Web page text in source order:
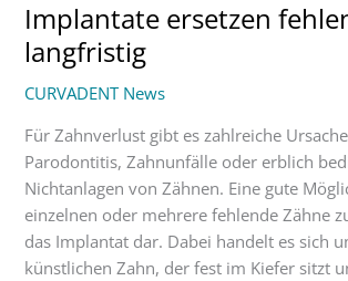
Implantate ersetzen
langfristig
CURVADENT News
Für Zahnverlust gibt es zahlreiche
Parodontitis, Zahnunfälle oder erblich
Nichtanlagen von Zähnen. Eine gute
einzelnen oder mehrere fehlende Zähne
das Implantat dar. Dabei handelt es sich
künstlichen Zahn, der fest im Kiefer sitzt
fehlende
Zähne
langfristig